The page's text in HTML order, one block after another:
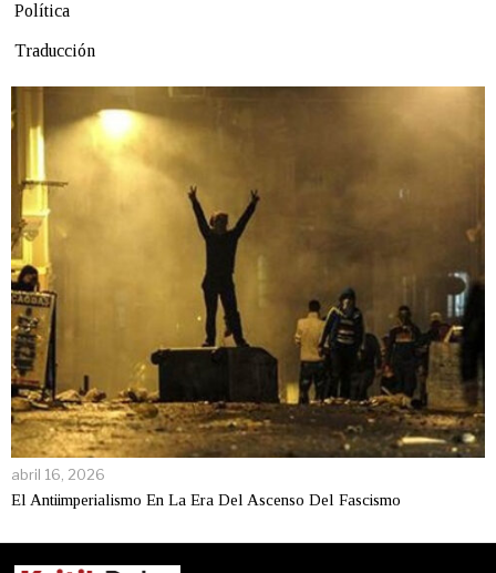
Política
Traducción
abril 16, 2026
El Antiimperialismo En La Era Del Ascenso Del Fascismo